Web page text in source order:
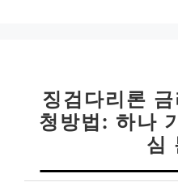
징검다리론
청방법: 하나
심